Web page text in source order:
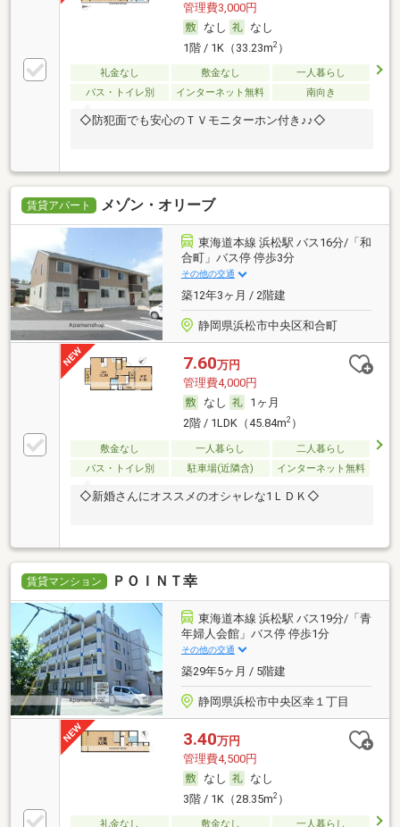
管理費3,000円
なし
なし
1階 / 1K（33.23m2）
礼金なし 敷金なし
一人暮らし
バス・トイレ別
インターネット無料 南向き
◇防犯面でも安心のＴＶモニターホン付き♪♪◇
賃貸アパート メゾン・オリーブ
東海道本線 浜松駅 バス16分/「和
合町」バス停 停歩3分
その他の交通
築12年3ヶ月 / 2階建
静岡県浜松市中央区和合町
7.60万円
管理費4,000円
なし
1ヶ月
2階 / 1LDK（45.84m2）
敷金なし 一人暮らし
二人暮らし
バス・トイレ別
駐車場(近隣含) インターネット無料
◇新婚さんにオススメのオシャレな1ＬＤＫ◇
賃貸マンション ＰＯＩＮＴ幸
東海道本線 浜松駅 バス19分/「青
年婦人会館」バス停 停歩1分
その他の交通
築29年5ヶ月 / 5階建
静岡県浜松市中央区幸１丁目
3.40万円
管理費4,500円
なし
なし
3階 / 1K（28.35m2）
礼金なし 敷金なし 一人暮らし